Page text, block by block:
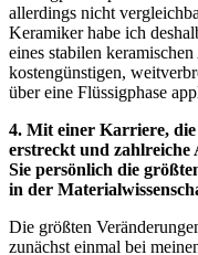
allerdings nicht
Keramiker habe ich
eines stabilen
kostengünstigen,
über eine Flüssigphase
4. Mit einer Karriere,
erstreckt und zahlreiche
Sie persönlich die
in der
Die größten
zunächst einmal bei